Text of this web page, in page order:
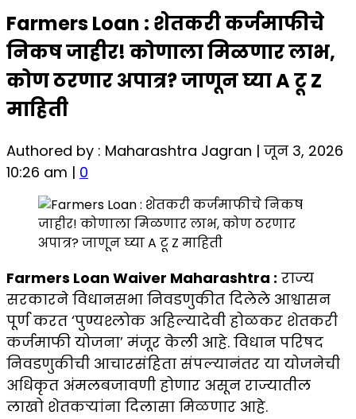
Farmers Loan : शेतकरी कर्जमाफीचे
निकष जाहीर! कोणाला मिळणार लाभ,
कोण ठरणार अपात्र? जाणून घ्या A टू Z
माहिती
Authored by : Maharashtra Jagran | जून 3, 2026
10:26 am | 0
Farmers Loan Waiver Maharashtra : राज्य
सरकारने विधानसभा निवडणुकीत दिलेले आश्वासन
पूर्ण करत ‘पुण्यश्लोक अहिल्यादेवी होळकर शेतकरी
कर्जमाफी योजना’ मंजूर केली आहे. विधान परिषद
निवडणुकीची आचारसंहिता संपल्यानंतर या योजनेची
अधिकृत अंमलबजावणी होणार असून राज्यातील
लाखो शेतकऱ्यांना दिलासा मिळणार आहे.